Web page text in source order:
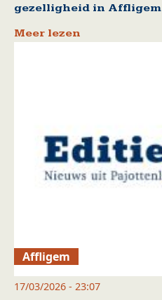
gezelligheid in Affligem
Meer lezen
Affligem
17/03/2026 - 23:07